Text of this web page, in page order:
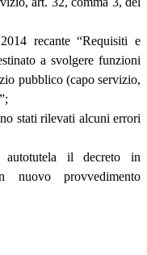
recante “Requisiti e
a svolgere funzioni
pubblico (capo servizio,
stati rilevati alcuni errori
autotutela il decreto in
provvedimento